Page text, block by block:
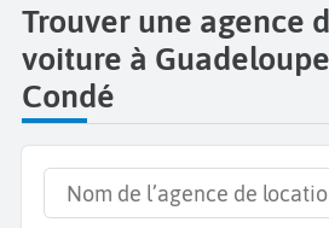
Trouver une agence
voiture à
Condé